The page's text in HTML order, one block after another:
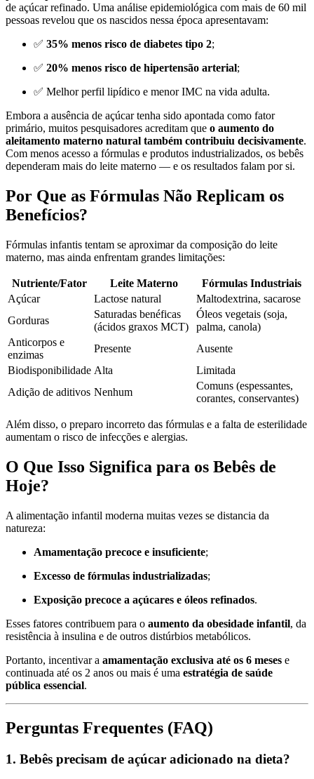
de açúcar refinado. Uma análise epidemiológica com mais de 60 mil
pessoas revelou que os nascidos nessa época apresentavam:
✅ 35% menos risco de diabetes tipo 2;
✅ 20% menos risco de hipertensão arterial;
✅ Melhor perfil lipídico e menor IMC na vida adulta.
Embora a ausência de açúcar tenha sido apontada como fator
primário, muitos pesquisadores acreditam que o aumento do
aleitamento materno natural também contribuiu decisivamente.
Com menos acesso a fórmulas e produtos industrializados, os bebês
dependeram mais do leite materno — e os resultados falam por si.
Por Que as Fórmulas Não Replicam os
Benefícios?
Fórmulas infantis tentam se aproximar da composição do leite
materno, mas ainda enfrentam grandes limitações:
Nutriente/Fator Leite Materno
Fórmulas Industriais
Açúcar
Lactose natural
Maltodextrina, sacarose
Gorduras
Saturadas benéficas
(ácidos graxos MCT)
Óleos vegetais (soja,
palma, canola)
Anticorpos e
enzimas
Presente
Ausente
Biodisponibilidade Alta
Limitada
Adição de aditivos Nenhum
Comuns (espessantes,
corantes, conservantes)
Além disso, o preparo incorreto das fórmulas e a falta de esterilidade
aumentam o risco de infecções e alergias.
O Que Isso Significa para os Bebês de
Hoje?
A alimentação infantil moderna muitas vezes se distancia da
natureza:
Amamentação precoce e insuficiente;
Excesso de fórmulas industrializadas;
Exposição precoce a açúcares e óleos refinados.
Esses fatores contribuem para o aumento da obesidade infantil, da
resistência à insulina e de outros distúrbios metabólicos.
Portanto, incentivar a amamentação exclusiva até os 6 meses e
continuada até os 2 anos ou mais é uma estratégia de saúde
pública essencial.
Perguntas Frequentes (FAQ)
1. Bebês precisam de açúcar adicionado na dieta?